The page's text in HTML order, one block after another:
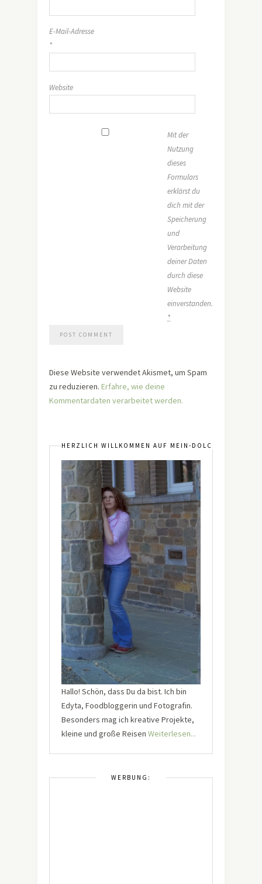
E-Mail-Adresse
*
Website
Mit der
Nutzung
dieses
Formulars
erklärst du
dich mit der
Speicherung
und
Verarbeitung
deiner Daten
durch diese
Website
einverstanden.
*
Diese Website verwendet Akismet, um Spam
zu reduzieren. Erfahre, wie deine
Kommentardaten verarbeitet werden.
HERZLICH WILLKOMMEN AUF MEIN-DOLCEVITA.DE
Hallo! Schön, dass Du da bist. Ich bin
Edyta, Foodbloggerin und Fotografin.
Besonders mag ich kreative Projekte,
kleine und große Reisen Weiterlesen...
WERBUNG: